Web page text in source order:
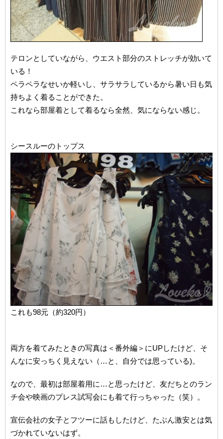
テロンとしていながら、ウエスト部分のストレッチが効いて
いる！
ペラペラなせいか軽いし、サラサラしているから暑い日も気
持ちよく着ることができた。
これなら部屋着として着るなら全然、気にならない感じ。
シースルーのトップス
これも98元（約320円）
両方を着てみたときの写真は＜番外編＞にUPしたけど、そ
んなに安っちく見えない（…と、自分では思っている)。
なので、最初は部屋着用に…と思ったけど、友だちとのラン
チ会や映画のプレス試写会にも着て行っちゃった（笑）。
宣伝会社の女子とフツーに話もしたけど、たぶん激安とは気
づかれていないはず。